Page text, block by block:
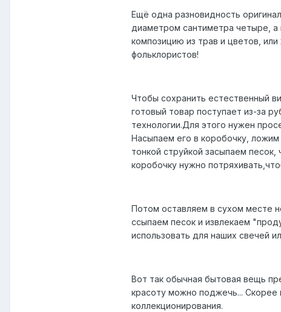
Ещё одна разновидность
диаметром сантиметра четыре,
композицию из трав и цветов,
фольклористов!
Чтобы сохранить естественный
готовый товар поступает из-за
технологии.Для этого нужен
Насыпаем его в коробочку,
тонкой струйкой засыпаем
коробочку нужно
Потом оставляем в сухом месте
ссыпаем песок и извлекаем
использовать для наших свечей
Вот так обычная бытовая вещь
красоту можно поджечь... Скорее
коллекционирования.